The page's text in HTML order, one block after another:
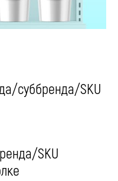
суббренда/SKU
SKU